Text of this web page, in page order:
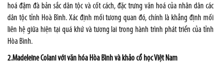
hoá đậm đà bản sắc dân tộc và cốt cách, đặc trưng văn hoá của nhân dân các
dân tộc tỉnh Hoà Bình. Xác định mối tương quan đó, chính là khẳng định mối
liên hệ giữa hiện tại quá khứ và tương lai trong hành trình phát triển của tỉnh
Hòa Bình.
2.Madeleine Colani với văn hóa Hòa Bình và khảo cổ học Việt Nam